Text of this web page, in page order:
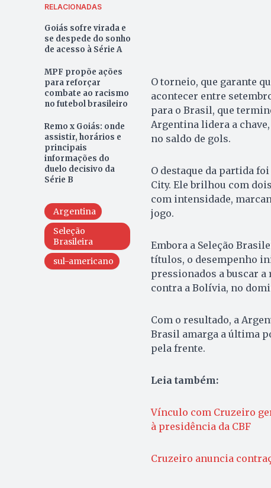
RELACIONADAS
Goiás sofre virada e
se despede do sonho
de acesso à Série A
MPF propõe ações
para reforçar
combate ao racismo
no futebol brasileiro
Remo x Goiás: onde
assistir, horários e
principais
informações do
duelo decisivo da
Série B
Argentina
Seleção
Brasileira
sul-americano
O torneio, que garante
acontecer entre
para o Brasil, que
Argentina lidera a
no saldo de gols.
O destaque da partida
City. Ele brilhou com
com intensidade,
jogo.
Embora a Seleção
títulos, o desempenho
pressionados a buscar
contra a Bolívia, no
Com o resultado, a
Brasil amarga a última
pela frente.
Leia também:
Vínculo com Cruzeiro
à presidência da CBF
Cruzeiro anuncia